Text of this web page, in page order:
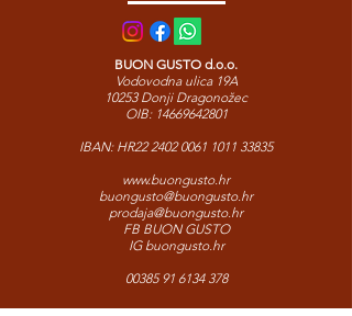
BUON GUSTO d.o.o.
Vodovodna ulica 19A
10253 Donji Dragonožec
OIB: 14669642801
IBAN: HR222402 0061 1011 33835
www.buongusto.hr
buongusto@buongusto.hr
prodaja@buongusto.hr
FB BUON GUSTO
IG buongusto.hr
00385 91 6134 378